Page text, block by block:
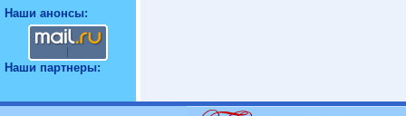
Наши анонсы:
Наши партнеры: